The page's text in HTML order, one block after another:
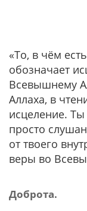
«То, в чём
обозначает
Всевышнему
Аллаха, в
исцеление.
просто
от твоего
веры во
Доброта.